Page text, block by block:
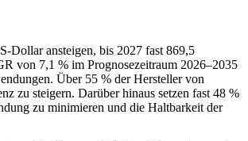
Dollar ansteigen, bis 2027 fast 869,5
von 7,1 % im Prognosezeitraum 2026–2035
Über 55 % der Hersteller von
zu steigern. Darüber hinaus setzen fast 48 %
zu minimieren und die Haltbarkeit der